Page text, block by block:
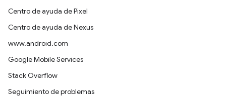
Centro de ayuda de Pixel
Centro de ayuda de Nexus
www.android.com
Google Mobile Services
Stack Overflow
Seguimiento de problemas